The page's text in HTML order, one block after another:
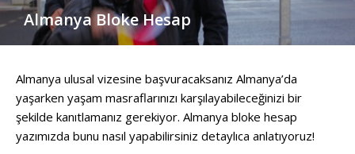
Almanya Bloke Hesap
Almanya ulusal vizesine başvuracaksanız Almanya’da
yaşarken yaşam masraflarınızı karşılayabileceğinizi bir
şekilde kanıtlamanız gerekiyor. Almanya bloke hesap
yazımızda bunu nasıl yapabilirsiniz detaylıca anlatıyoruz!